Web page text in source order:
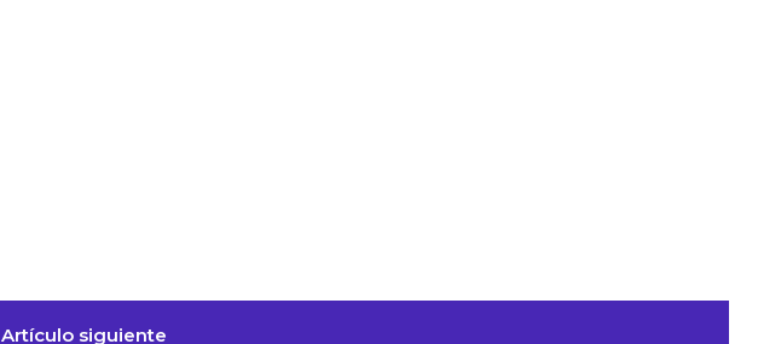
Artículo siguiente